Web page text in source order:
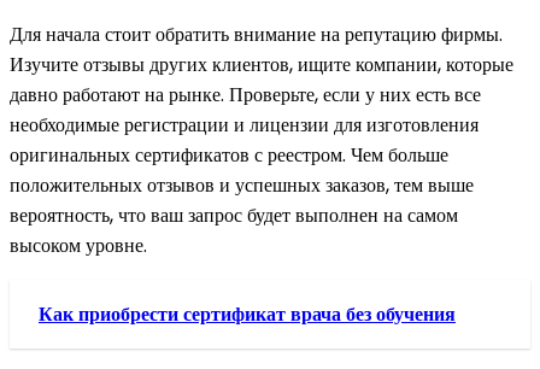
Для начала стоит обратить внимание на репутацию фирмы.
Изучите отзывы других клиентов, ищите компании, которые
давно работают на рынке. Проверьте, если у них есть все
необходимые регистрации и лицензии для изготовления
оригинальных сертификатов с реестром. Чем больше
положительных отзывов и успешных заказов, тем выше
вероятность, что ваш запрос будет выполнен на самом
высоком уровне.
Как приобрести сертификат врача без обучения